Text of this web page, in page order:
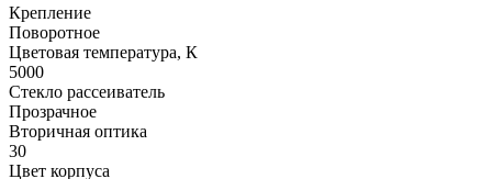
Крепление
Поворотное
Цветовая температура, К
5000
Стекло рассеиватель
Прозрачное
Вторичная оптика
30
Цвет корпуса